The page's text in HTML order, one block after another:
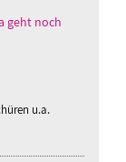
geht noch
u.a.